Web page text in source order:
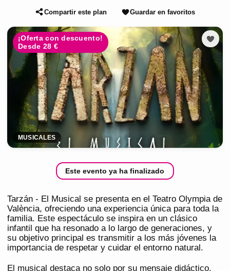
Compartir este plan Guardar en favoritos
¡Oferta con descuento!
Desde 28 €
MUSICALES
Este evento ya ha finalizado
Tarzán - El Musical se presenta en el Teatro Olympia de
València, ofreciendo una experiencia única para toda la
familia. Este espectáculo se inspira en un clásico
infantil que ha resonado a lo largo de generaciones, y
su objetivo principal es transmitir a los más jóvenes la
importancia de respetar y cuidar el entorno natural.
El musical destaca no solo por su mensaje didáctico,